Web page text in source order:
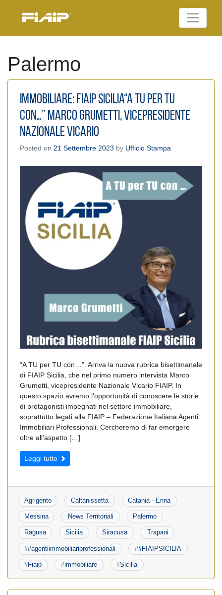
Federazione Italiana
Palermo
Immobiliare: Fiaip Sicilia“A tu per tu
con…” Marco Grumetti, Vicepresidente
Nazionale vicario
Posted on 21 Settembre 2023 by Ufficio Stampa
“A TU per TU con…”. Arriva la nuova rubrica bisettimanale
di FIAIP Sicilia, che nel primo numero intervista Marco
Grumetti, vicepresidente Nazionale Vicario FIAIP. In
questo spazio avremo l’opportunità di conoscere le storie
di protagonisti impegnati nel settore immobiliare,
soprattutto legati alla FIAIP – Federazione Italiana Agenti
Immobiliari Professionali. Cercheremo di far emergere
oltre all’aspetto […]
Leggi tutto
Agrigento Caltanissetta Catania - Enna
Messina News Territoriali Palermo
Ragusa Sicilia Siracusa Trapani
##agentiimmobiliariprofessionali ##FIAIPSICILIA
#Fiaip #immobiliare #Sicilia